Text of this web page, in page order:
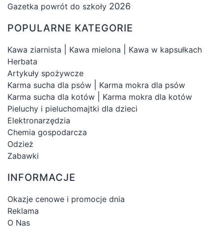
Gazetka powrót do szkoły 2026
POPULARNE KATEGORIE
Kawa ziarnista Kawa mielona
Kawa w kapsułkach
Herbata
Artykuły spożywcze
Karma sucha dla psów
Karma mokra dla psów
Karma sucha dla kotów
Karma mokra dla kotów
Pieluchy i pieluchomajtki dla dzieci
Elektronarzędzia
Chemia gospodarcza
Odzież
Zabawki
INFORMACJE
Okazje cenowe i promocje dnia
Reklama
O Nas